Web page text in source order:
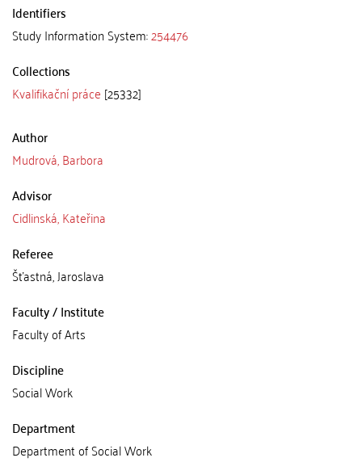
Identifiers
Study Information System:254476
Collections
Kvalifikační práce [25332]
Author
Mudrová, Barbora
Advisor
Cidlinská, Kateřina
Referee
Šťastná, Jaroslava
Faculty / Institute
Faculty of Arts
Discipline
Social Work
Department
Department of Social Work